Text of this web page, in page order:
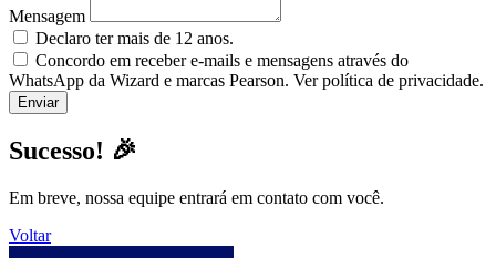
Mensagem
Declaro ter mais de 12 anos.
Concordo em receber e-mails e mensagens através do
WhatsApp da Wizard e marcas Pearson. Ver política de privacidade.
Sucesso! 🎉
Em breve, nossa equipe entrará em contato com você.
Voltar